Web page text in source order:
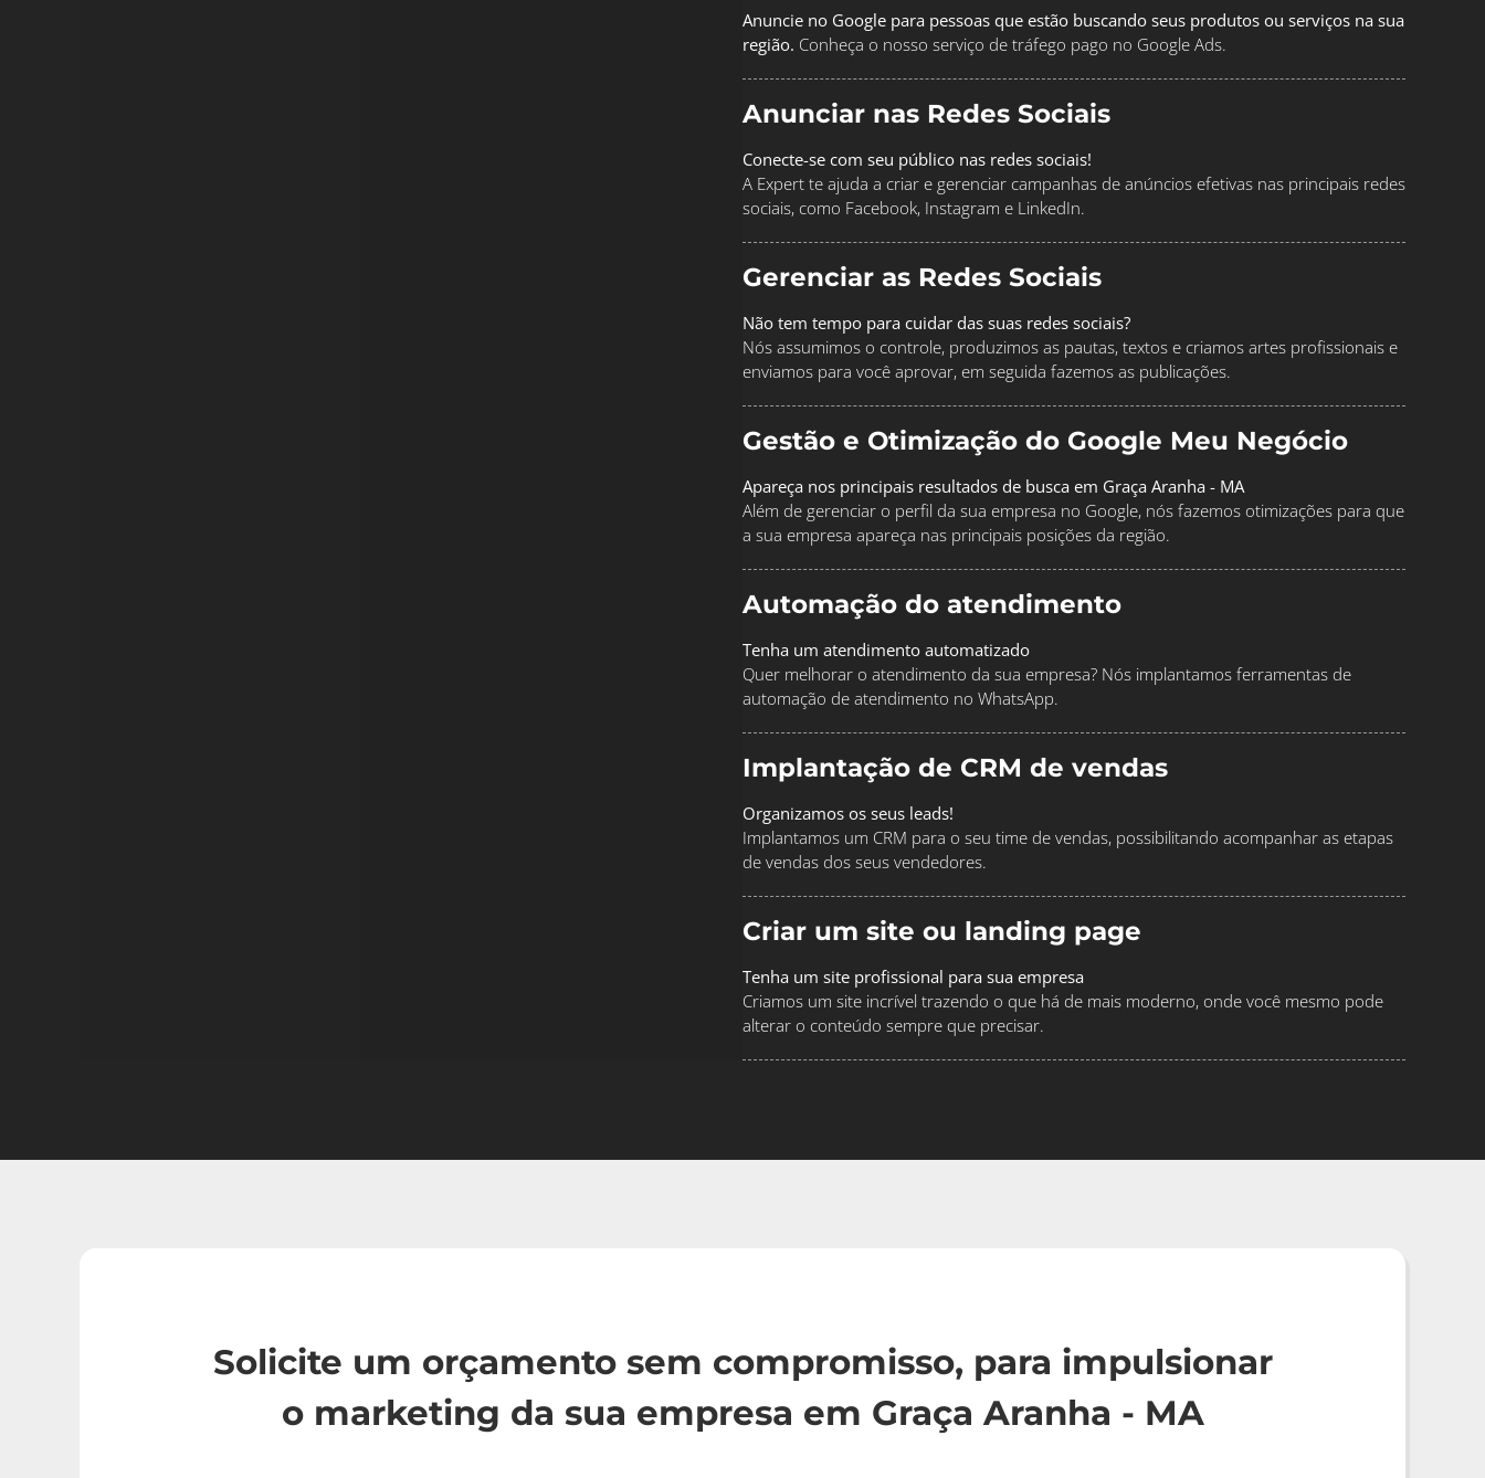
Anuncie no Google para pessoas que estão buscando seus produtos ou serviços na sua
região. Conheça o nosso serviço de tráfego pago no Google Ads.
Anunciar nas Redes Sociais
Conecte-se com seu público nas redes sociais!
A Expert te ajuda a criar e gerenciar campanhas de anúncios efetivas nas principais redes
sociais, como Facebook, Instagram e LinkedIn.
Gerenciar as Redes Sociais
Não tem tempo para cuidar das suas redes sociais?
Nós assumimos o controle, produzimos as pautas, textos e criamos artes profissionais e
enviamos para você aprovar, em seguida fazemos as publicações.
Gestão e Otimização do Google Meu Negócio
Apareça nos principais resultados de busca em Graça Aranha - MA
Além de gerenciar o perfil da sua empresa no Google, nós fazemos otimizações para que
a sua empresa apareça nas principais posições da região.
Automação do atendimento
Tenha um atendimento automatizado
Quer melhorar o atendimento da sua empresa? Nós implantamos ferramentas de
automação de atendimento no WhatsApp.
Implantação de CRM de vendas
Organizamos os seus leads!
Implantamos um CRM para o seu time de vendas, possibilitando acompanhar as etapas
de vendas dos seus vendedores.
Criar um site ou landing page
Tenha um site profissional para sua empresa
Criamos um site incrível trazendo o que há de mais moderno, onde você mesmo pode
alterar o conteúdo sempre que precisar.
Solicite um orçamento sem compromisso, para impulsionar
o marketing da sua empresa em Graça Aranha - MA